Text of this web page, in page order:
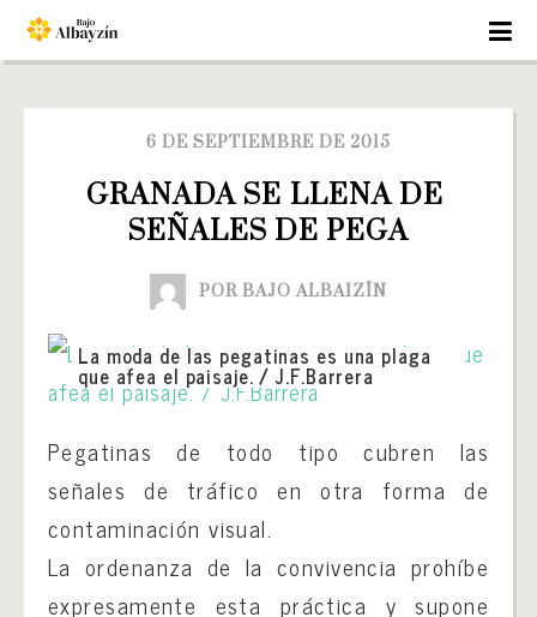
6 DE SEPTIEMBRE DE 2015
GRANADA SE LLENA DE
SEÑALES DE PEGA
POR BAJO ALBAIZÍN
La moda de las pegatinas es una plaga
que afea el paisaje. / J.F.Barrera
Pegatinas de todo tipo cubren las
señales de tráfico en otra forma de
contaminación visual.
La ordenanza de la convivencia prohíbe
expresamente esta práctica y supone